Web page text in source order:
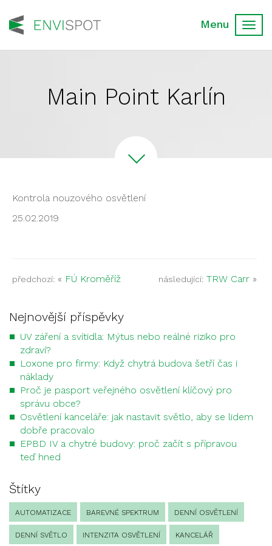
Main Point Karlín
Kontrola nouzového osvětlení
25.02.2019
předchozí: « FÚ Kroměříž následující: TRW Carr »
Nejnovější příspěvky
UV záření a svítidla: Mýtus nebo reálné riziko pro
zdraví?
Loxone pro firmy: Když chytrá budova šetří čas i
náklady
Proč je pasport veřejného osvětlení klíčový pro
správu obce?
Osvětlení kanceláře: jak nastavit světlo, aby se lidem
dobře pracovalo
EPBD IV a chytré budovy: proč začít s přípravou
teď hned
Štítky
AUTOMATIZACE BAREVNÉ SPEKTRUM DENNÍ OSVĚTLENÍ
DENNÍ SVĚTLO INTENZITA OSVĚTLENÍ KANCELÁŘ